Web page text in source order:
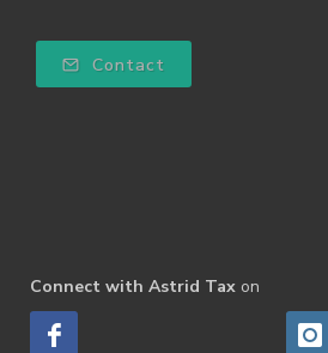
Contact
Connect with Astrid Tax on